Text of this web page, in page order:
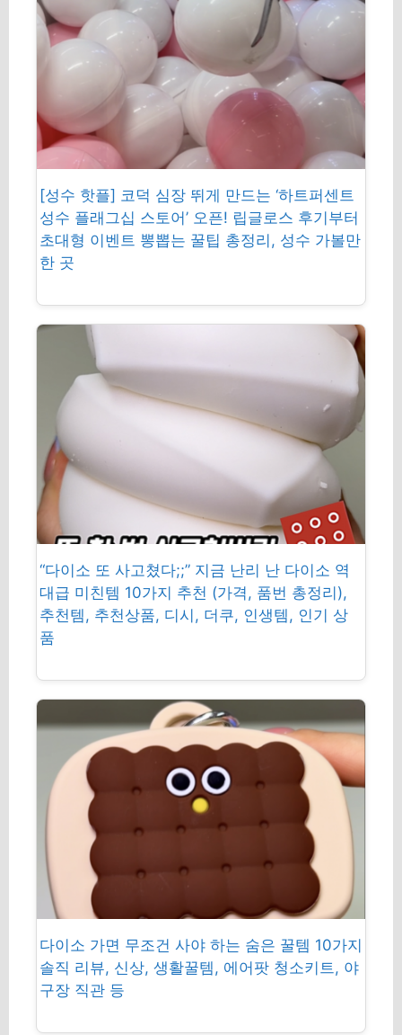
[성수 핫플] 코덕 심장 뛰게 만드는 ‘하트퍼센트
성수 플래그십 스토어’ 오픈! 립글로스 후기부터
초대형 이벤트 뽕뽑는 꿀팁 총정리, 성수 가볼만
한 곳
“다이소 또 사고쳤다;;” 지금 난리 난 다이소 역
대급 미친템 10가지 추천 (가격, 품번 총정리),
추천템, 추천상품, 디시, 더쿠, 인생템, 인기 상
품
다이소 가면 무조건 사야 하는 숨은 꿀템 10가지
솔직 리뷰, 신상, 생활꿀템, 에어팟 청소키트, 야
구장 직관 등